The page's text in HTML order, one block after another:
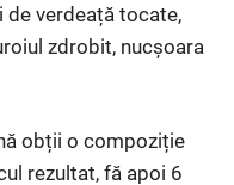
verdeață tocate,
zdrobit, nucșoara
obții o compoziție
rezultat, fă apoi 6